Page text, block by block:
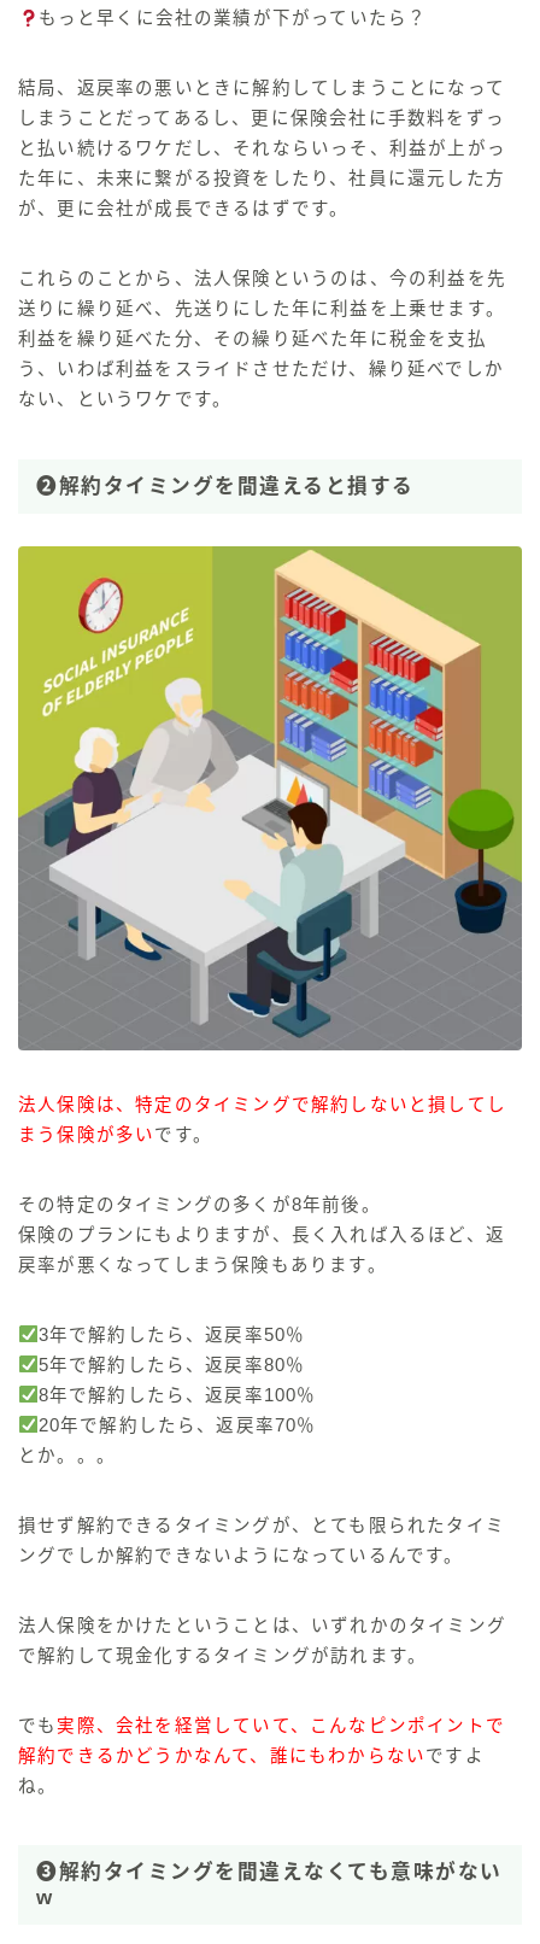
もっと早くに会社の業績が下がっていたら？
結局、返戻率の悪いときに解約してしまうことになって
しまうことだってあるし、更に保険会社に手数料をずっ
と払い続けるワケだし、それならいっそ、利益が上がっ
た年に、 未来に繋がる投資をしたり、社員に還元した方
が、更に会社が成長できるはずです。
これらのことから、法人保険というのは、今の利益を先
送りに繰り延べ、先送りにした年に利益を上乗せます。
利益を繰り延べた分、その繰り延べた年に税金を支払
う、いわば利益をスライドさせただけ、繰り延べでしか
ない、というワケです。
❷解約タイミングを間違えると損する
法人保険は、特定のタイミングで解約しないと損してし
まう保険が多いです。
その特定のタイミングの 多くが8年前後。
保険のプランにもよりますが、 長く入れば入るほど、返
戻率が悪くなってしまう保険もあります。
3年で解約したら、返戻率50％
5年で解約したら、返戻率80％
8年で解約したら、返戻率100％
20年で解約したら、返戻率70％
とか。。。
損せず解約できるタイミングが、とても限られたタイミ
ングでしか解約できないようになっている んです。
法人保険をかけたということは、いずれかのタイミング
で解約して現金化するタイミングが訪れます。
でも実際、会社を経営していて、こんなピンポイントで
解約できるかどうかなんて、誰にもわからないですよ
ね。
❸解約タイミングを間違えなくても意味がない
w